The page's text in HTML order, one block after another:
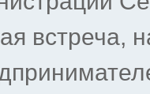
встреча,